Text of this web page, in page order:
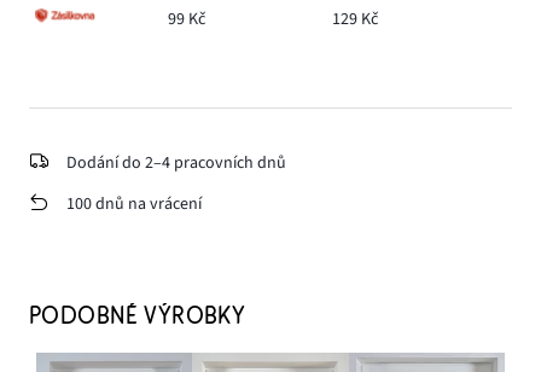
99 Kč 129 Kč
Dodání do 2–4 pracovních dnů
100 dnů na vrácení
PODOBNÉ VÝROBKY